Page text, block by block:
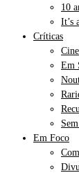
10
It’s
Críticas
Em
Em Foco